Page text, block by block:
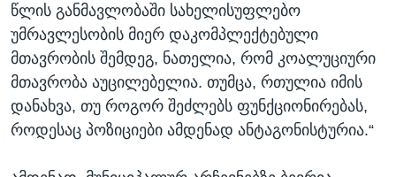
წლის განმავლობაში სახელისუფლებო
უმრავლესობის მიერ დაკომპლექტებული
მთავრობის შემდეგ, ნათელია, რომ კოალუციური
მთავრობა აუცილებელია. თუმცა, რთულია იმის
დანახვა, თუ როგორ შეძლებს ფუნქციონირებას,
როდესაც პოზიციები ამდენად ანტაგონისტურია.“